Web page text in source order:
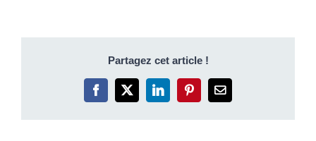
Partagez cet article !
Facebook
X LinkedInPinterestEmail